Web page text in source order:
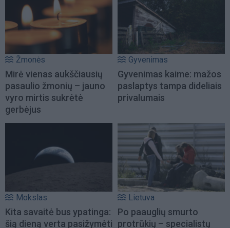
Žmonės
Mirė vienas aukščiausių
pasaulio žmonių – jauno
vyro mirtis sukrėtė
gerbėjus
Gyvenimas
Gyvenimas kaime: mažos
paslaptys tampa dideliais
privalumais
Mokslas
Kita savaitė bus ypatinga:
šią dieną verta pasižymėti
Lietuva
Po paauglių smurto
protrūkių – specialistų